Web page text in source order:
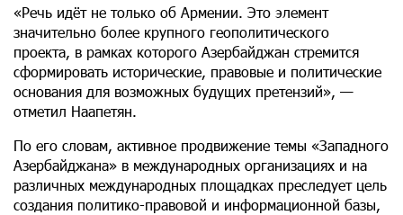
«Речь идёт не только об Армении. Это элемент
значительно более крупного геополитического
проекта, в рамках которого Азербайджан стремится
сформировать исторические, правовые и политические
основания для возможных будущих претензий», —
отметил Наапетян.
По его словам, активное продвижение темы «Западного
Азербайджана» в международных организациях и на
различных международных площадках преследует цель
создания политико-правовой и информационной базы,